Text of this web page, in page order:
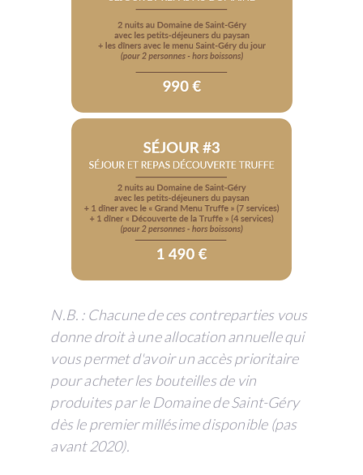
N.B. : Chacune de ces contreparties vous
donne droit à une allocation annuelle qui
vous permet d'avoir un accès prioritaire
pour acheter les bouteilles de vin
produites par le Domaine de Saint-Géry
dès le premier millésime disponible (pas
avant 2020).